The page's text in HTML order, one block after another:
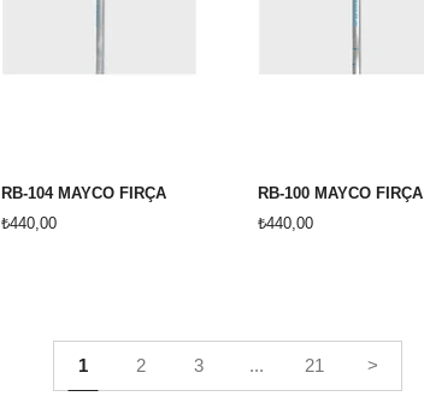
RB-104 MAYCO FIRÇA
₺440,00
RB-100 MAYCO FIRÇA
₺440,00
1 2 3 ... 21 >